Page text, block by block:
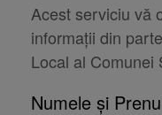
Acest serviciu vă
informații din
Local al Comunei
Numele și